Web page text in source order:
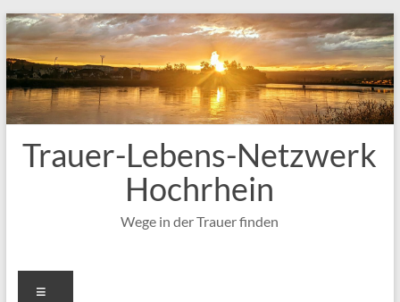
Zum
Inhalt
springen
Trauer-Lebens-Netzwerk
Hochrhein
Wege in der Trauer finden